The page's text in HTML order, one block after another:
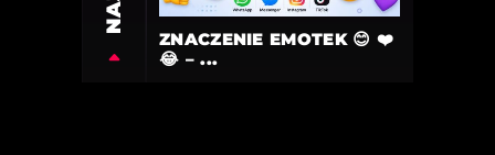
ZNACZENIE EMOTEK 😊 ❤️
😂 – ...